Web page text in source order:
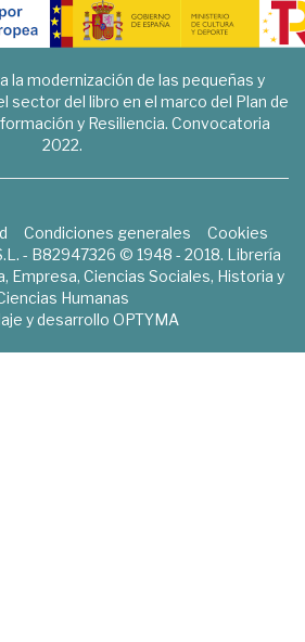
la modernización de las pequeñas y
sector del libro en el marco del Plan de
y Resiliencia. Convocatoria
2022.
Condiciones generales
Cookies
- B82947326 © 1948 - 2018. Librería
Empresa, Ciencias Sociales, Historia y
Humanas
y desarrollo OPTYMA